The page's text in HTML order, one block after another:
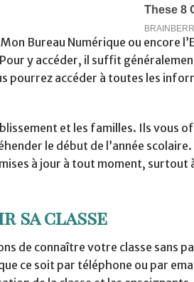
Bureau Numérique ou encore
y accéder, il suffit
pourrez accéder à toutes les
et les familles. Ils vous
le début de l’année
à jour à tout moment, surtout
sa classe
de connaître votre classe sans
ce soit par téléphone ou par